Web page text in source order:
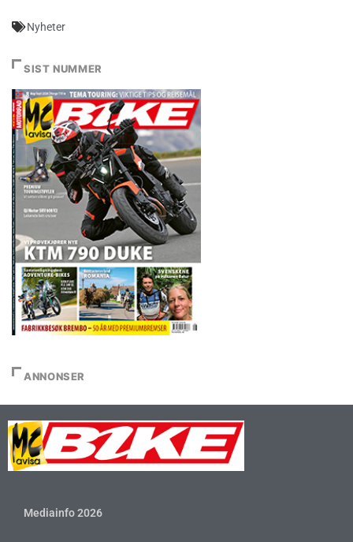
Nyheter
SIST NUMMER
ANNONSER
Mediainfo 2026